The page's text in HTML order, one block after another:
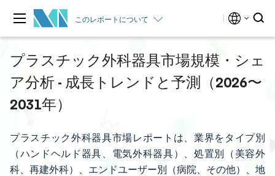
このレポートについて
プラスチック外科器具市場規模・シェ
ア分析 - 成長トレンドと予測（2026〜
2031年）
プラスチック外科器具市場レポートは、業界をタイプ別
（ハンドヘルド器具、電気外科器具）、処置別（美容外
科、再建外科）、エンドユーザー別（病院、その他）、地